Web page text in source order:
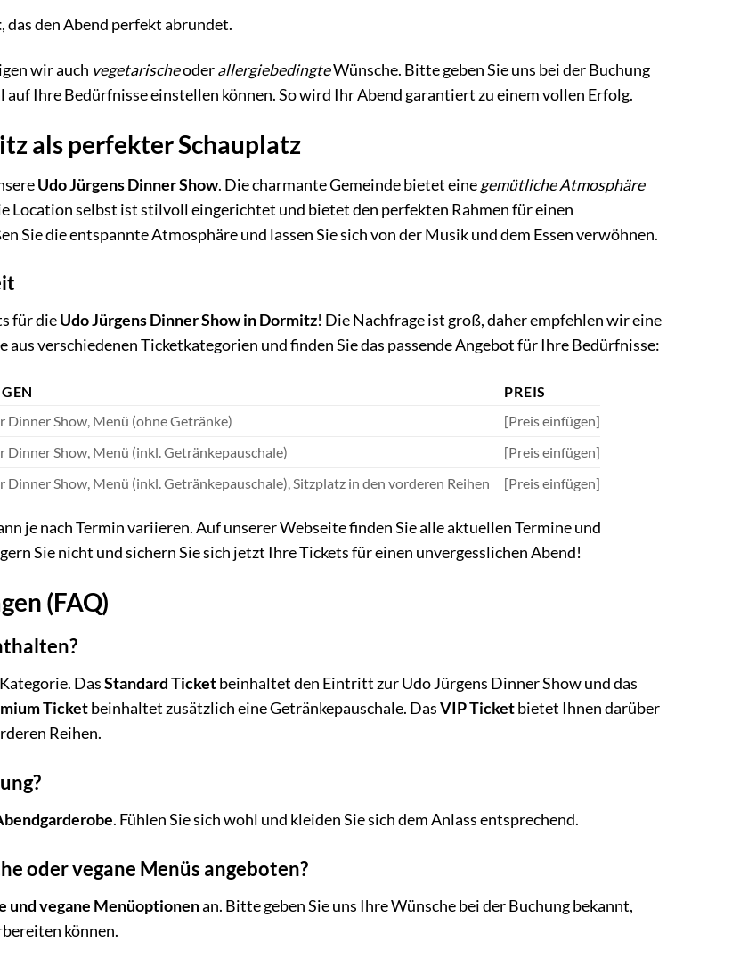
, das den Abend perfekt abrundet.
wir auch vegetarischeoderallergiebedingteWünsche. Bitte geben Sie uns bei der Buchung
Ihre Bedürfnisse einstellen können. So wird Ihr Abend garantiert zu einem vollen Erfolg.
als perfekter Schauplatz
Udo Jürgens Dinner Show. Die charmante Gemeinde bietet einegemütliche Atmosphäre
Location selbst ist stilvoll eingerichtet und bietet den perfekten Rahmen für einen
Sie die entspannte Atmosphäre und lassen Sie sich von der Musik und dem Essen verwöhnen.
für dieUdo Jürgens Dinner Show in Dormitz! Die Nachfrage ist groß, daher empfehlen wir eine
aus verschiedenen Ticketkategorien und finden Sie das passende Angebot für Ihre Bedürfnisse:
PREIS
Dinner Show, Menü (ohne Getränke)
[Preis einfügen]
Dinner Show, Menü (inkl. Getränkepauschale)
[Preis einfügen]
Dinner Show, Menü (inkl. Getränkepauschale), Sitzplatz in den vorderen Reihen [Preis einfügen]
je nach Termin variieren. Auf unserer Webseite finden Sie alle aktuellen Termine und
Sie nicht und sichern Sie sich jetzt Ihre Tickets für einen unvergesslichen Abend!
(FAQ)
DasStandard Ticketbeinhaltet den Eintritt zur Udo Jürgens Dinner Show und das
Ticketbeinhaltet zusätzlich eine Getränkepauschale. DasVIP Ticketbietet Ihnen darüber
Reihen.
. Fühlen Sie sich wohl und kleiden Sie sich dem Anlass entsprechend.
oder vegane Menüs angeboten?
und vegane Menüoptionenan. Bitte geben Sie uns Ihre Wünsche bei der Buchung bekannt,
können.